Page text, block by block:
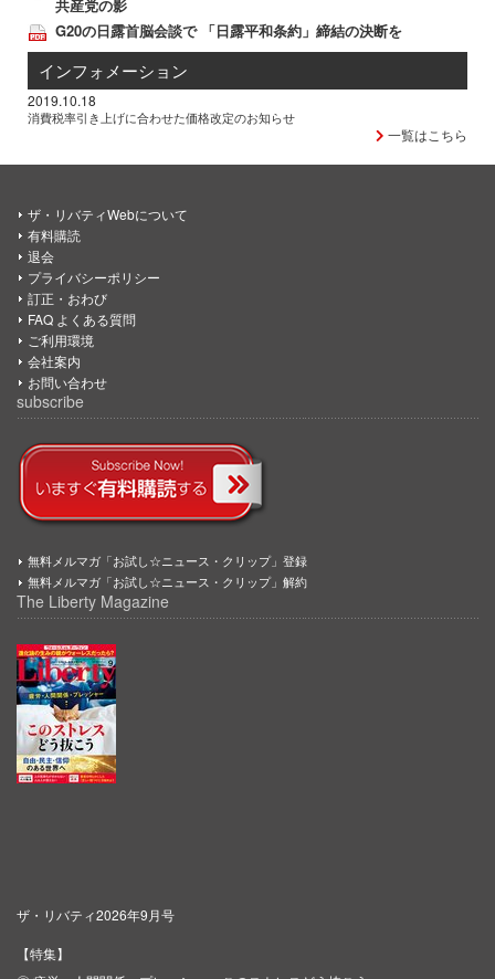
共産党の影
G20の日露首脳会談で 「日露平和条約」締結の決断を
インフォメーション
2019.10.18
消費税率引き上げに合わせた価格改定のお知らせ
一覧はこちら
ザ・リバティWebについて
有料購読
退会
プライバシーポリシー
訂正・おわび
FAQ よくある質問
ご利用環境
会社案内
お問い合わせ
subscribe
無料メルマガ「お試し☆ニュース・クリップ」登録
無料メルマガ「お試し☆ニュース・クリップ」解約
The Liberty Magazine
ザ・リバティ2026年9月号
【特集】